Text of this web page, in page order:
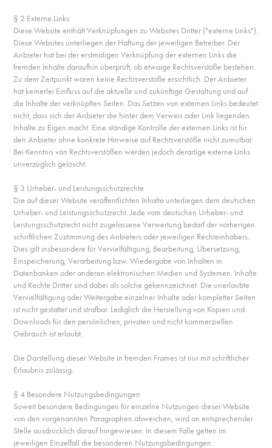
§ 2 Externe Links
Diese Website enthält Verknüpfungen zu Websites Dritter ("externe Links").
Diese Websites unterliegen der Haftung der jeweiligen Betreiber. Der
Anbieter hat bei der erstmaligen Verknüpfung der externen Links die
fremden Inhalte daraufhin überprüft, ob etwaige Rechtsverstöße bestehen.
Zu dem Zeitpunkt waren keine Rechtsverstöße ersichtlich. Der Anbieter
hat keinerlei Einfluss auf die aktuelle und zukünftige Gestaltung und auf
die Inhalte der verknüpften Seiten. Das Setzen von externen Links bedeutet
nicht, dass sich der Anbieter die hinter dem Verweis oder Link liegenden
Inhalte zu Eigen macht. Eine ständige Kontrolle der externen Links ist für
den Anbieter ohne konkrete Hinweise auf Rechtsverstöße nicht zumutbar.
Bei Kenntnis von Rechtsverstößen werden jedoch derartige externe Links
unverzüglich gelöscht.
§ 3 Urheber- und Leistungsschutzrechte
Die auf dieser Website veröffentlichten Inhalte unterliegen dem deutschen
Urheber- und Leistungsschutzrecht. Jede vom deutschen Urheber- und
Leistungsschutzrecht nicht zugelassene Verwertung bedarf der vorherigen
schriftlichen Zustimmung des Anbieters oder jeweiligen Rechteinhabers.
Dies gilt insbesondere für Vervielfältigung, Bearbeitung, Übersetzung,
Einspeicherung, Verarbeitung bzw. Wiedergabe von Inhalten in
Datenbanken oder anderen elektronischen Medien und Systemen. Inhalte
und Rechte Dritter sind dabei als solche gekennzeichnet. Die unerlaubte
Vervielfältigung oder Weitergabe einzelner Inhalte oder kompletter Seiten
ist nicht gestattet und strafbar. Lediglich die Herstellung von Kopien und
Downloads für den persönlichen, privaten und nicht kommerziellen
Gebrauch ist erlaubt.
Die Darstellung dieser Website in fremden Frames ist nur mit schriftlicher
Erlaubnis zulässig.
§ 4 Besondere Nutzungsbedingungen
Soweit besondere Bedingungen für einzelne Nutzungen dieser Website
von den vorgenannten Paragraphen abweichen, wird an entsprechender
Stelle ausdrücklich darauf hingewiesen. In diesem Falle gelten im
jeweiligen Einzelfall die besonderen Nutzungsbedingungen.